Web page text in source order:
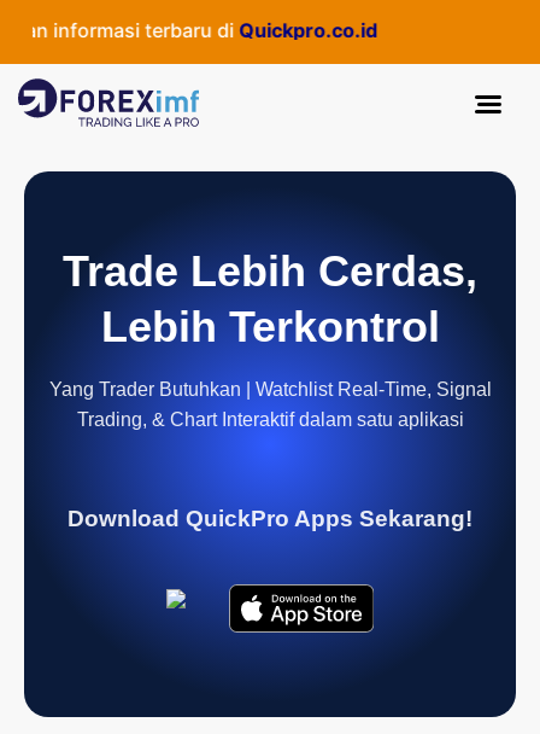
informasi terbaru di Quickpro.co.id
Trade Lebih Cerdas,
Lebih Terkontrol
Yang Trader Butuhkan | Watchlist Real-Time, Signal
Trading, & Chart Interaktif dalam satu aplikasi
Download QuickPro Apps Sekarang!